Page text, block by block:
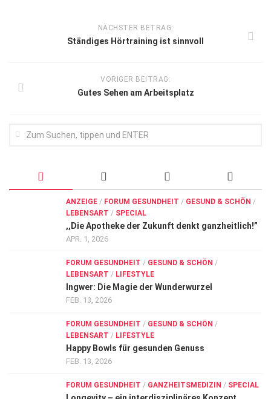
NÄCHSTER BETRAG:
Ständiges Hörtraining ist sinnvoll
VORIGER BEITRAG:
Gutes Sehen am Arbeitsplatz
ANZEIGE / FORUM GESUNDHEIT / GESUND & SCHÖN /
LEBENSART / SPECIAL
,,Die Apotheke der Zukunft denkt ganzheitlich!”
APR. 1, 2026
FORUM GESUNDHEIT / GESUND & SCHÖN /
LEBENSART / LIFESTYLE
Ingwer: Die Magie der Wunderwurzel
FEB. 13, 2026
FORUM GESUNDHEIT / GESUND & SCHÖN /
LEBENSART / LIFESTYLE
Happy Bowls für gesunden Genuss
FEB. 13, 2026
FORUM GESUNDHEIT / GANZHEITSMEDIZIN / SPECIAL